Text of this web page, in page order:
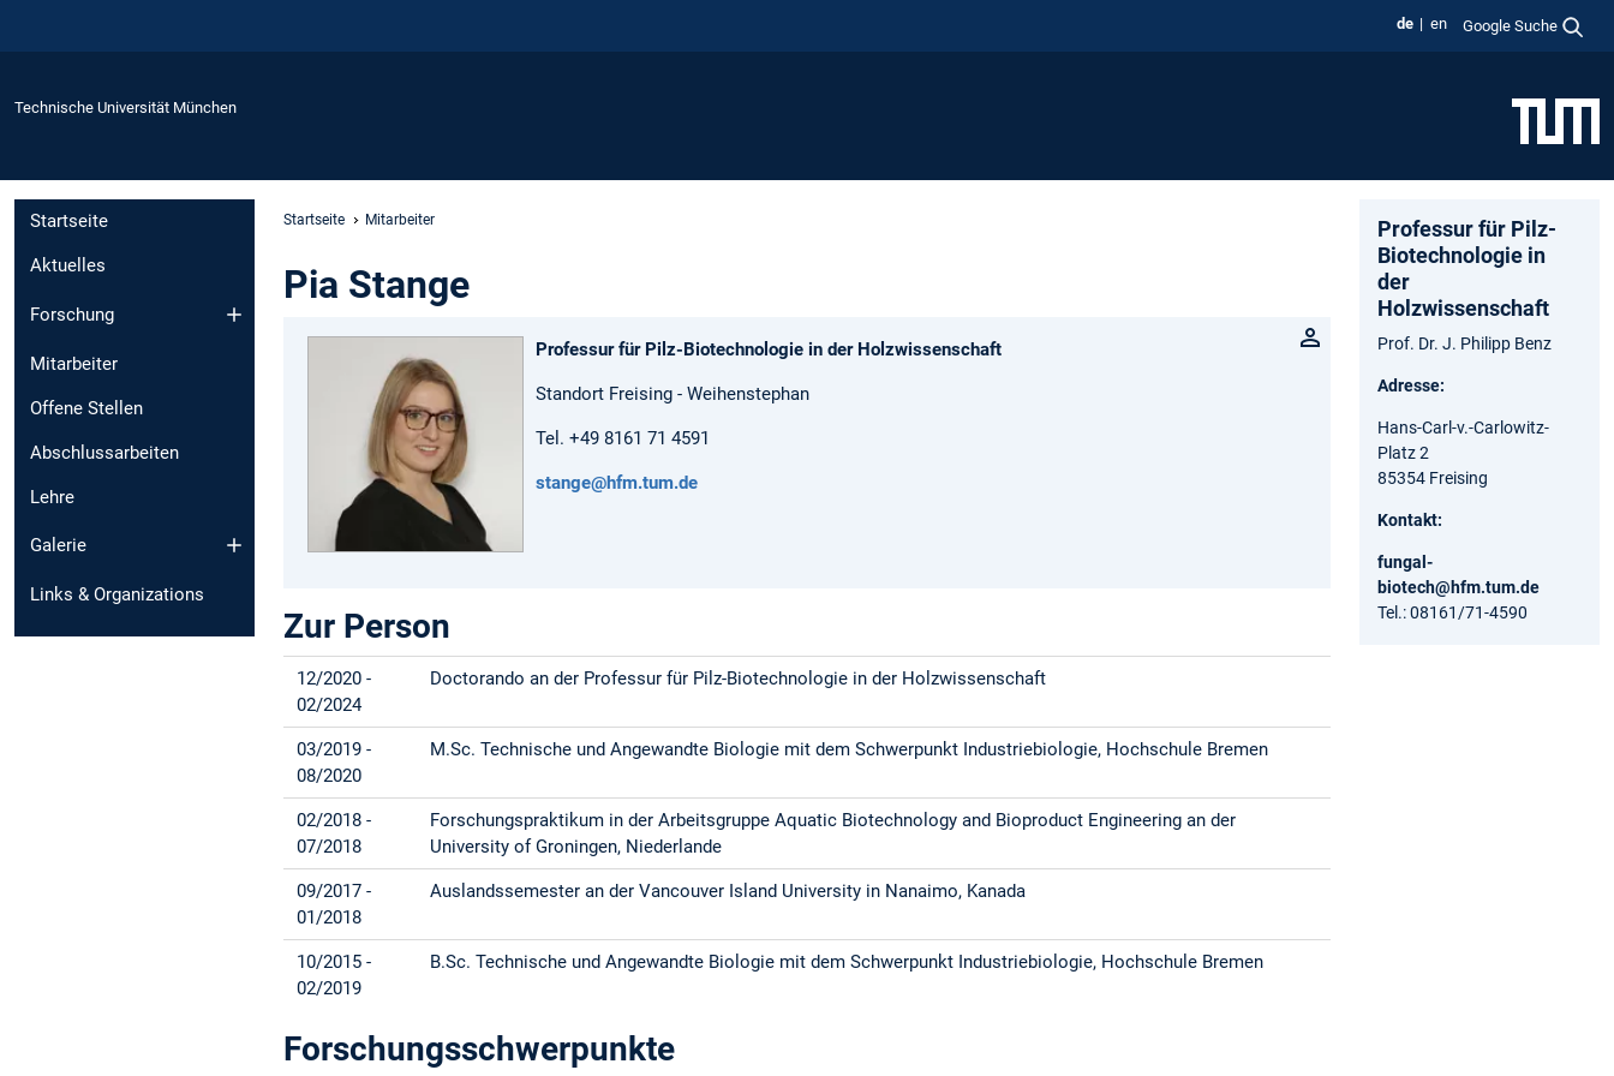
de en Google Suche
Technische Universität München
Startseite
Aktuelles
Forschung
Mitarbeiter
Offene Stellen
Abschlussarbeiten
Lehre
Galerie
Links & Organizations
Startseite Mitarbeiter
Pia Stange
Professur für Pilz-Biotechnologie in der Holzwissenschaft
Standort Freising - Weihenstephan
Tel. +49 8161 71 4591
stange@hfm.tum.de
Zur Person
12/2020 -
02/2024
Doctorando an der Professur für Pilz-Biotechnologie in der Holzwissenschaft
03/2019 -
08/2020
M.Sc. Technische und Angewandte Biologie mit dem Schwerpunkt Industriebiologie, Hochschule Bremen
02/2018 -
07/2018
Forschungspraktikum in der Arbeitsgruppe Aquatic Biotechnology and Bioproduct Engineering an der
University of Groningen, Niederlande
09/2017 -
01/2018
Auslandssemester an der Vancouver Island University in Nanaimo, Kanada
10/2015 -
02/2019
B.Sc. Technische und Angewandte Biologie mit dem Schwerpunkt Industriebiologie, Hochschule Bremen
Forschungsschwerpunkte
Professur für Pilz-
Biotechnologie in
der
Holzwissenschaft
Prof. Dr. J. Philipp Benz
Adresse:
Hans-Carl-v.-Carlowitz-
Platz 2
85354 Freising
Kontakt:
fungal-
biotech@hfm.tum.de
Tel.: 08161/71-4590